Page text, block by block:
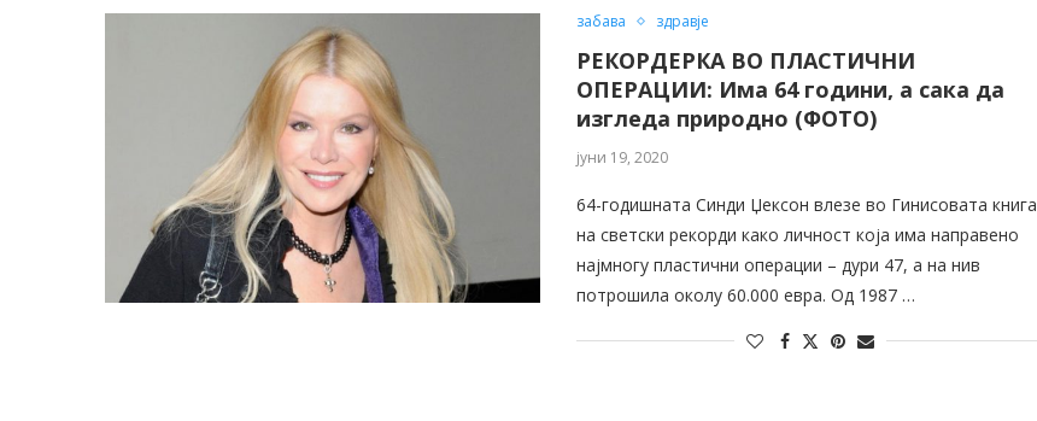
забава здравје
РЕКОРДЕРКА ВО ПЛАСТИЧНИ
ОПЕРАЦИИ: Има 64 години, а сака да
изгледа природно (ФОТО)
јуни 19, 2020
64-годишната Синди Џексон влезе во Гинисовата книга
на светски рекорди како личност која има направено
најмногу пластични операции – дури 47, а на нив
потрошила околу 60.000 евра. Од 1987 …